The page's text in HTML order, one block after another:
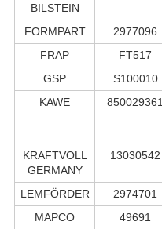
BILSTEIN
FORMPART 2977096
FRAP
FT517
GSP
S100010
KAWE
850029361
KRAFTVOLL
GERMANY
13030542
LEMFÖRDER 2974701
MAPCO
49691